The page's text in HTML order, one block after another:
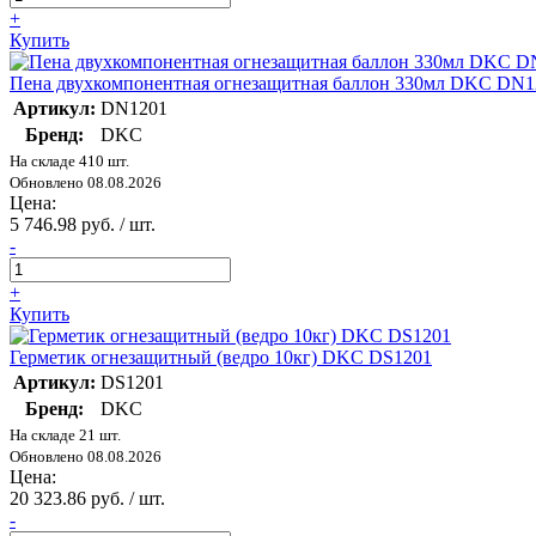
+
Купить
Пена двухкомпонентная огнезащитная баллон 330мл DKC
Артикул: DN1201
Бренд:
DKC
На складе 410 шт.
Обновлено 08.08.2026
Цена:
5 746.98 руб. / шт.
-
+
Купить
Герметик огнезащитный (ведро 10кг) DKC DS1201
Артикул: DS1201
Бренд:
DKC
На складе 21 шт.
Обновлено 08.08.2026
Цена:
20 323.86 руб. / шт.
-